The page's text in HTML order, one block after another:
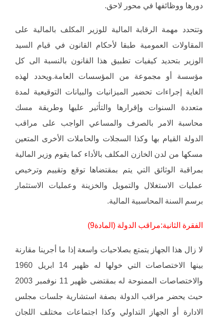
دورها ووظائفها في محور لاحق.
وتتحدد مهمة الرقابة المالية للوزير المكلف بالمالية على
المقاولات العمومية طبقا لأحكام القانون في قيام السيد
الوزير بتحديد كيفيات تطبيق هذا القانون بالنسبة الى كل
مؤسسة أو مجموعة من المؤسسات العامة.ويحدد لهذه
الغاية إجراءات تحضير الميزانيات والبيانات التوقيعية لمدة
متعددة السنوات وإقرارها والتأثير عليها وطريقة مسك
محاسبة الامر بالصرف والمساعي الواجب على مراقب
الدولة القيام بها وكذا السجلات والحاملات الأخرى المتعين
مسكها من لدن الخازن المكلف بالأداء كما يقوم وزير المالية
بمراقبة الوثائق التي يتم بمقتضاها توقع وتقييم وترخيص
عمليات الاستغلال والتمويل والخزينة وعمليات الاستثمار
برسم السنة المحاسبية المالية.
الفقرة الثانية:مراقب الدولة (المادة9)
لا زال هذا الجهاز يتمتع بصلاحيات واسعة إذا ما أجرينا مقارنة
بينها الاختصاصات التي خولها له ظهير 14 ابريل 1960
والاختصاصات الممنوحة له بمقتضى ظهير 11 نوفمبر 2003
حيث يحضر مراقب الدولة بصفة استشارية جلسات مجلس
الادارة أو الجهاز التداولي وكذا اجتماعات مختلف اللجان